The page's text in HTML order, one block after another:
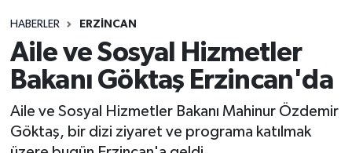
HABERLER ERZİNCAN
Aile ve Sosyal Hizmetler
Bakanı Göktaş Erzincan'da
Aile ve Sosyal Hizmetler Bakanı Mahinur Özdemir
Göktaş, bir dizi ziyaret ve programa katılmak